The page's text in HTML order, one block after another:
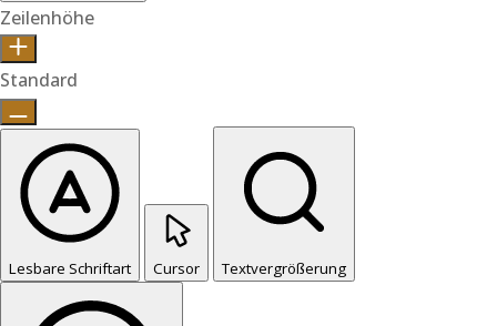
Zeilenhöhe
Standard
Lesbare Schriftart Cursor Textvergrößerung